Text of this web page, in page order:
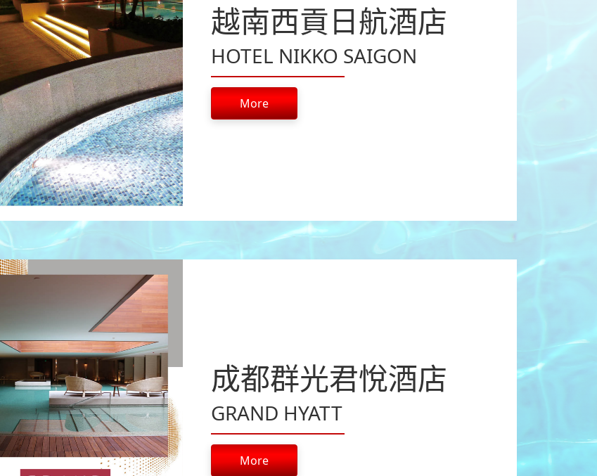
越南西貢日航酒店
HOTEL NIKKO SAIGON
More
成都群光君悅酒店
GRAND HYATT
More